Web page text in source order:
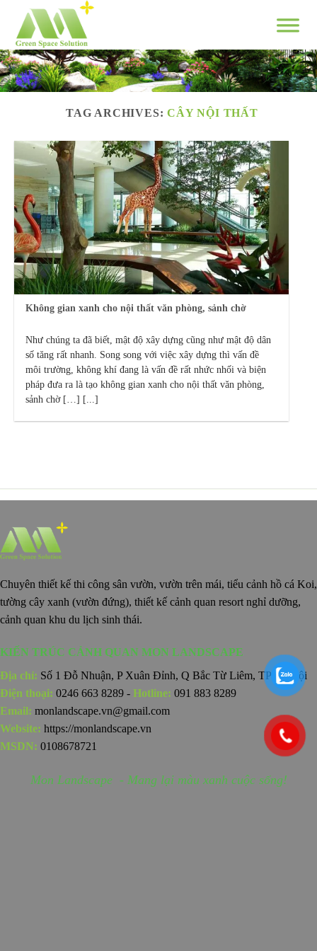
content
TAG ARCHIVES:CÂY NỘI THẤT
Không gian xanh cho nội thất văn phòng, sảnh chờ
Như chúng ta đã biết, mật độ xây dựng cũng như mật độ dân
số tăng rất nhanh. Song song với việc xây dựng thì vấn đề
môi trường, không khí đang là vấn đề rất nhức nhối và biện
pháp đưa ra là tạo không gian xanh cho nội thất văn phòng,
sảnh chờ […] [...]
Chuyên thiết kế thi công sân vườn, vườn trên mái, tiểu cảnh hồ cá Koi,
tường cây xanh (vườn đứng), thiết kế cảnh quan resort nghỉ dưỡng,
cảnh quan khu du lịch sinh thái.
KIẾN TRÚC CẢNH QUAN MON LANDSCAPE
Địa chỉ: Số 1 Đỗ Nhuận, P Xuân Đỉnh, Q Bắc Từ Liêm, TP Hà Nội
Điện thoại: 0246 663 8289 - Hotline: 091 883 8289
Email: monlandscape.vn@gmail.com
Website: https://monlandscape.vn
MSDN: 0108678721
Mon Landscape - Mang lại màu xanh cuộc sống!